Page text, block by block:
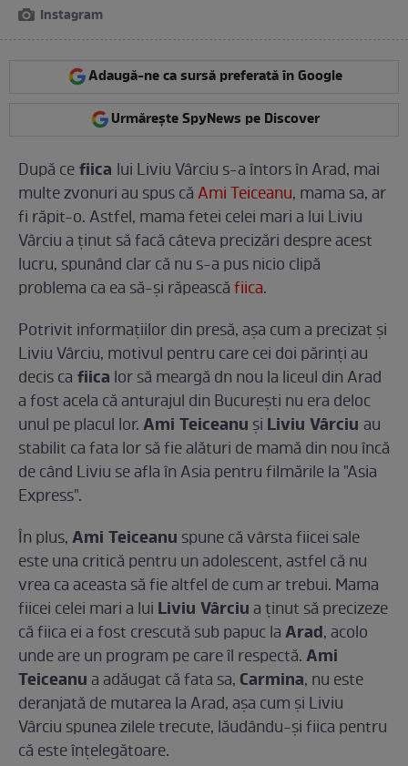
Instagram
Adaugă-ne ca sursă preferată în Google
Urmărește SpyNews pe Discover
După cefiica lui Liviu Vârciu s-a întors în Arad, mai
multe zvonuri au spus căAmi Teiceanu, mama sa, ar
fi răpit-o. Astfel, mama fetei celei mari a lui Liviu
Vârciu a ţinut să facă câteva precizări despre acest
lucru, spunând clar că nu s-a pus nicio clipă
problema ca ea să-şi răpeascăfiica.
Potrivit informaţiilor din presă, aşa cum a precizat şi
Liviu Vârciu, motivul pentru care cei doi părinţi au
decis ca fiica lor să meargă dn nou la liceul din Arad
a fost acela că anturajul din Bucureşti nu era deloc
unul pe placul lor.Ami Teiceanu şi Liviu Vârciu au
stabilit ca fata lor să fie alături de mamă din nou încă
de când Liviu se afla în Asia pentru filmările la "Asia
Express".
În plus,Ami Teiceanu spune că vârsta fiicei sale
este una critică pentru un adolescent, astfel că nu
vrea ca aceasta să fie altfel de cum ar trebui. Mama
fiicei celei mari a lui Liviu Vârciua ţinut să precizeze
că fiica ei a fost crescută sub papuc laArad, acolo
unde are un program pe care îl respectă.Ami
Teiceanua adăugat că fata sa, Carmina, nu este
deranjată de mutarea la Arad, aşa cum şi Liviu
Vârciu spunea zilele trecute, lăudându-şi fiica pentru
că este înţelegătoare.